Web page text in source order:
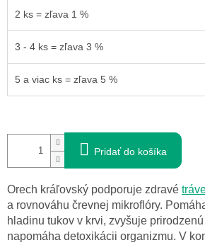
2 ks = zľava 1 %
3 - 4 ks = zľava 3 %
5 a viac ks = zľava 5 %
Pridať do košíka
Orech kráľovský podporuje zdravé
a rovnováhu črevnej mikroflóry.
hladinu tukov v krvi, zvyšuje prirodzenú
napomáha detoxikácii organizmu. V